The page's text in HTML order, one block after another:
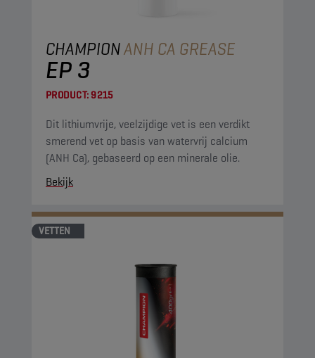
CHAMPIONANH CA GREASE
EP 3
PRODUCT:9215
Dit lithiumvrije, veelzijdige vet is een verdikt
smerend vet op basis van watervrij calcium
(ANH Ca), gebaseerd op een minerale olie.
Bekijk
VETTEN